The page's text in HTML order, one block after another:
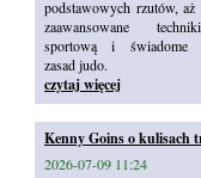
podstawowych rzutów, aż
zaawansowane
sportową i świadome
zasad judo.
czytaj więcej
Kenny Goins o kulisach
2026-07-09 11:24